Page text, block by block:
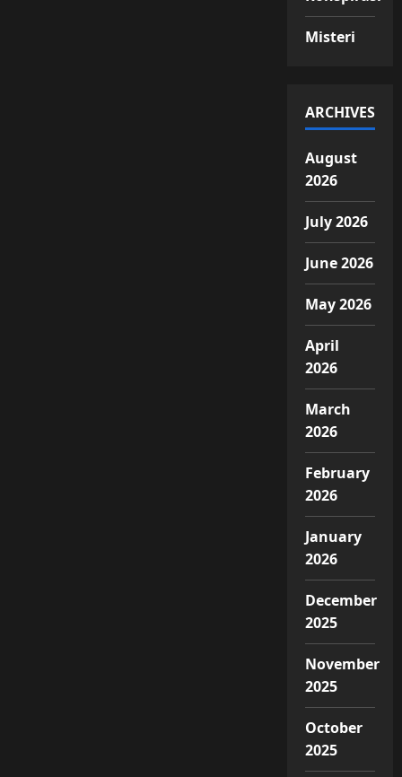
Misteri
ARCHIVES
August
2026
July 2026
June 2026
May 2026
April
2026
March
2026
February
2026
January
2026
December
2025
November
2025
October
2025